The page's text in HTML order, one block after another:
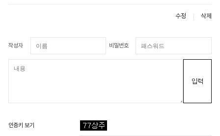
수정 삭제
작성자 비밀번호
입력
인증키 보기